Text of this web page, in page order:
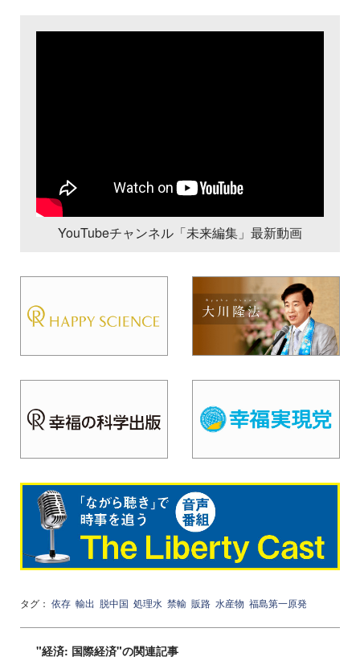
YouTubeチャンネル「未来編集」最新動画
タグ： 依存 輸出 脱中国 処理水 禁輸 販路 水産物 福島第一原発
"経済: 国際経済"の関連記事